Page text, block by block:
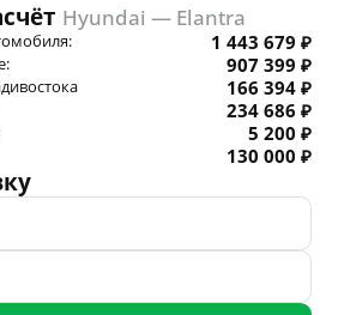
Hyundai — Elantra
1 443 679 ₽
907 399 ₽
166 394 ₽
234 686 ₽
5 200 ₽
130 000 ₽